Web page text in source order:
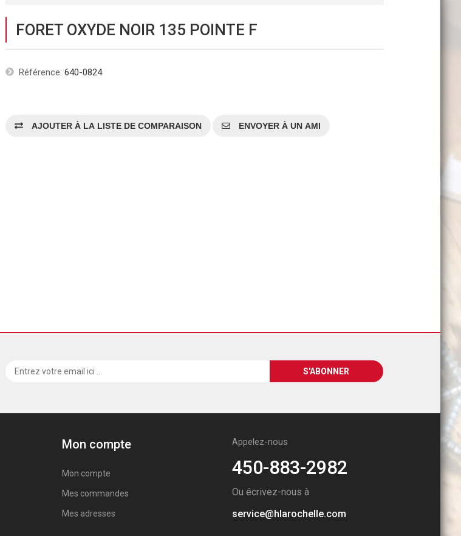
FORET OXYDE NOIR 135 POINTE F
Référence: 640-0824
AJOUTER À LA LISTE DE COMPARAISON ENVOYER À UN AMI
Mon compte
Mon compte
Mes commandes
Mes adresses
Appelez-nous
450-883-2982
Ou écrivez-nous à
service@hlarochelle.com